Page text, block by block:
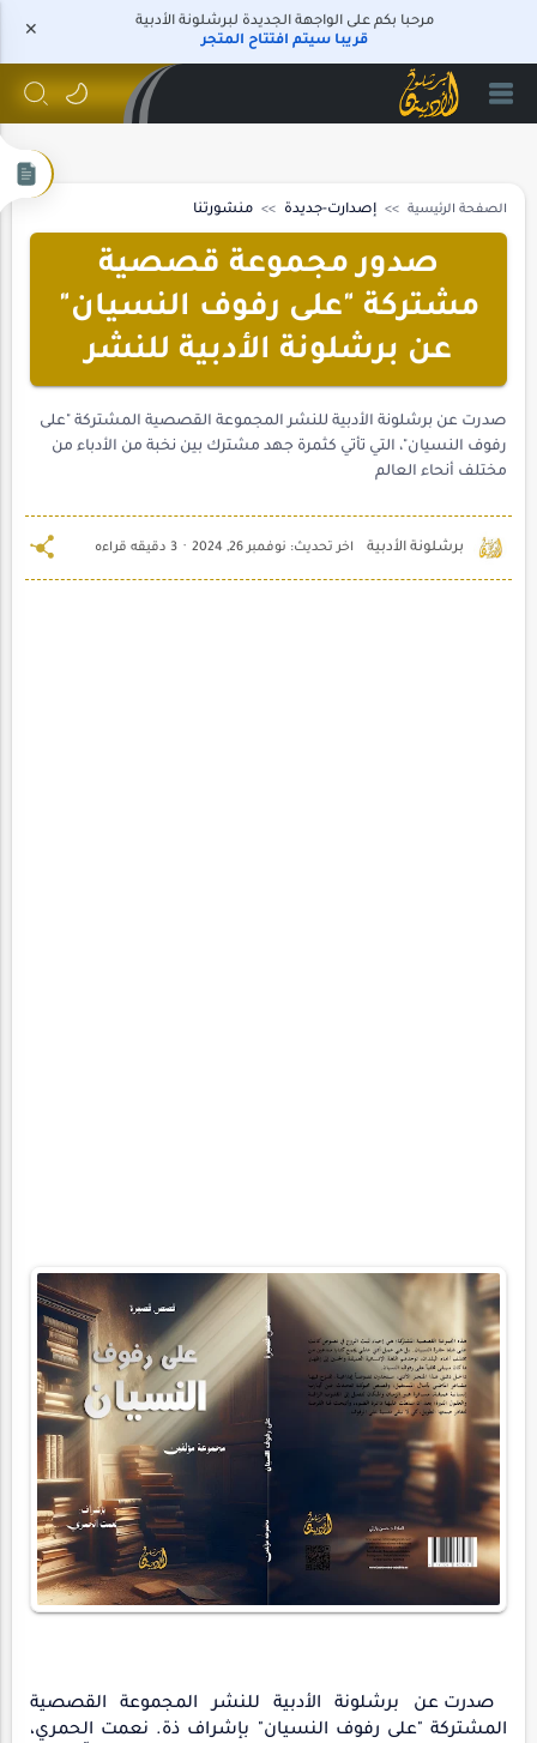
مرحبا بكم على الواجهة الجديدة لبرشلونة الأدبية
قريبا سيتم افتتاح المتجر
الصفحة الرئيسية إصدارت-جديدة منشورتنا
صدور مجموعة قصصية
مشتركة "على رفوف النسيان"
عن برشلونة الأدبية للنشر
صدرت عن برشلونة الأدبية للنشر المجموعة القصصية المشتركة "على
رفوف النسيان"، التي تأتي كثمرة جهد مشترك بين نخبة من الأدباء من
مختلف أنحاء العالم
3 دقيقه قراءه
المشتركة "على رفوف النسيان" بإشراف ذة. نعمت الحمري